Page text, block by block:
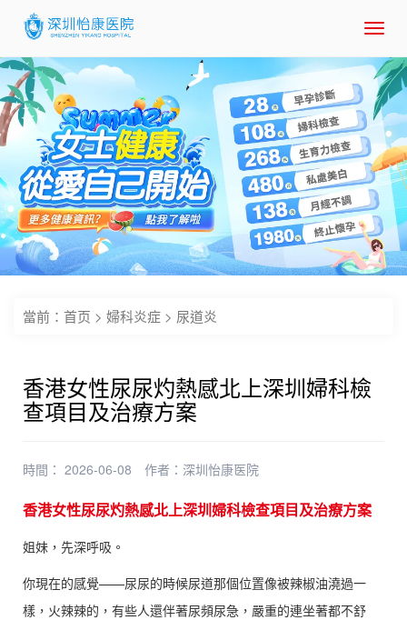
當前： 首页 > 婦科炎症 > 尿道炎
香港女性尿尿灼熱感北上深圳婦科檢
查項目及治療方案
時間： 2026-06-08 作者： 深圳怡康医院
香港女性尿尿灼熱感北上深圳婦科檢查項目及治療方案
姐妹，先深呼吸。
你現在的感覺——尿尿的時候尿道那個位置像被辣椒油澆過一
樣，火辣辣的，有些人還伴著尿頻尿急，嚴重的連坐著都不舒